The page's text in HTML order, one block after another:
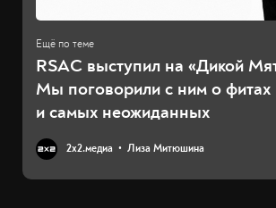
RSAC выступил на «Дикой
Мы поговорили с ним о
и самых неожиданных
2х2.медиа Лиза Митюшина